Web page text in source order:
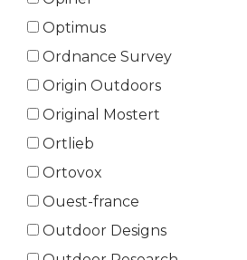
Optimus
Ordnance Survey
Origin Outdoors
Original Mostert
Ortlieb
Ortovox
Ouest-france
Outdoor Designs